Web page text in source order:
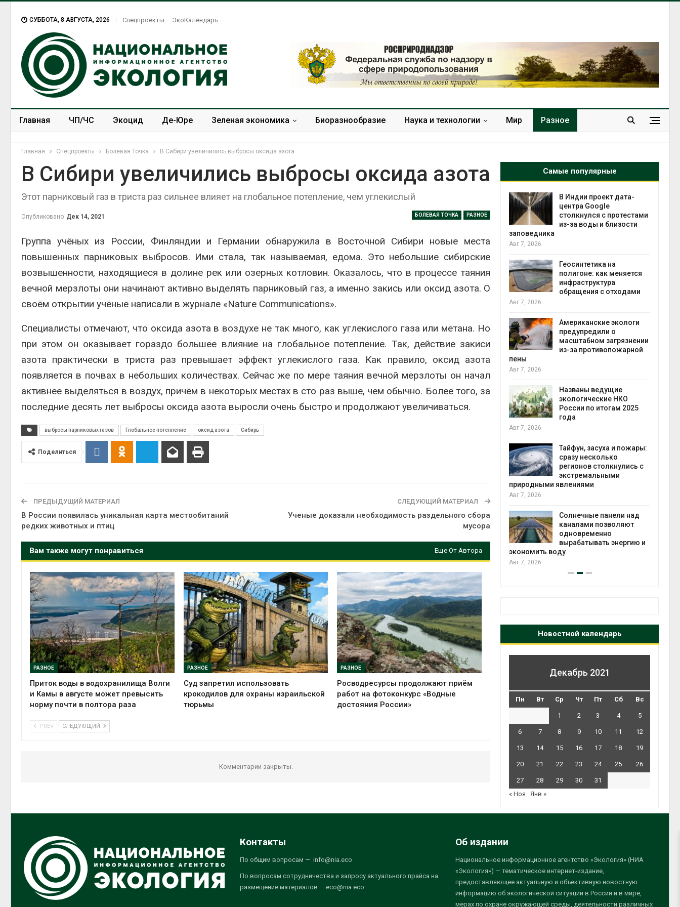
СУББОТА, 8 АВГУСТА, 2026 Спецпроекты ЭкоКалендарь
Главная ЧП/ЧС Экоцид Де-Юре Зеленая экономика Биоразнообразие Наука и технологии Мир Разное
Главная Спецпроекты Болевая Точка В Сибири увеличились выбросы оксида азота
В Сибири увеличились выбросы оксида азота
Этот парниковый газ в триста раз сильнее влияет на глобальное потепление, чем углекислый
БОЛЕВАЯ ТОЧКА РАЗНОЕ
Опубликовано Дек 14, 2021
Группа учёных из России, Финляндии и Германии обнаружила в Восточной Сибири новые места
повышенных парниковых выбросов. Ими стала, так называемая, едома. Это небольшие сибирские
возвышенности, находящиеся в долине рек или озерных котловин. Оказалось, что в процессе таяния
вечной мерзлоты они начинают активно выделять парниковый газ, а именно закись или оксид азота. О
своём открытии учёные написали в журнале «Nature Communications».
Специалисты отмечают, что оксида азота в воздухе не так много, как углекислого газа или метана. Но
при этом он оказывает гораздо большее влияние на глобальное потепление. Так, действие закиси
азота практически в триста раз превышает эффект углекислого газа. Как правило, оксид азота
появляется в почвах в небольших количествах. Сейчас же по мере таяния вечной мерзлоты он начал
активнее выделяться в воздух, причём в некоторых местах в сто раз выше, чем обычно. Более того, за
последние десять лет выбросы оксида азота выросли очень быстро и продолжают увеличиваться.
выбросы парниковых газов Глобальное потепление оксид азота Сибирь
Поделиться
ПРЕДЫДУЩИЙ МАТЕРИАЛ
В России появилась уникальная карта местообитаний
редких животных и птиц
СЛЕДУЮЩИЙ МАТЕРИАЛ
Ученые доказали необходимость раздельного сбора
мусора
Вам также могут понравиться Еще От Автора
РАЗНОЕ
Приток воды в водохранилища Волги
и Камы в августе может превысить
норму почти в полтора раза
РАЗНОЕ
Суд запретил использовать
крокодилов для охраны израильской
тюрьмы
РАЗНОЕ
Росводресурсы продолжают приём
работ на фотоконкурс «Водные
достояния России»
PREV СЛЕДУЮЩИЙ
Комментарии закрыты.
Самые популярные
Дождевая вода с крыш
Минприроды
потребовало ускорить
строительство мусорных
объектов и уборку
Авг 7, 2026
судов из-за дефицита
пресной воды
В китайской провинции
Шэньси из-за паводков
эвакуировали более 140
Авг 6, 2026
МЕГА и ВкусВилл
Южная Корея ускорит
энергетики из-за роста
Приток воды в
водохранилища Волги и
Камы в августе может
полтора раза
увеличить вложения в
защиту природы на фоне
роста ущерба от пожаров
Авг 7, 2026
Дом из старых шин
может обходиться без
без отопления
помощи для приютов
Нижнего Новгорода
Авг 7, 2026
В Индии проект дата-
центра Google
столкнулся с протестами
из-за воды и близости
заповедника
Авг 7, 2026
Геосинтетика на
полигоне: как меняется
инфраструктура
обращения с отходами
Авг 7, 2026
Американские экологи
предупредили о
масштабном загрязнении
из-за противопожарной
пены
Авг 7, 2026
Названы ведущие
экологические НКО
России по итогам 2025
года
Авг 7, 2026
Тайфун, засуха и пожары:
сразу несколько
регионов столкнулись с
экстремальными
природными явлениями
Авг 7, 2026
Солнечные панели над
каналами позволяют
одновременно
вырабатывать энергию и
экономить воду
Авг 7, 2026
Новостной календарь
Декабрь 2021
Пн Вт Ср Чт Пт Сб Вс
1 2 3 4 5
6 7 8 9 10 11 12
13 14 15 16 17 18 19
20 21 22 23 24 25 26
27 28 29 30
31
« Ноя
Янв »
Контакты
По общим вопросам — info@nia.eco
По вопросам сотрудничества и запросу актуального прайса на
размещение материалов — eco@nia.eco
Об издании
Национальное информационное агентство «Экология» (НИА
«Экология») — тематическое интернет-издание,
предоставляющее актуальную и объективную новостную
информацию об экологической ситуации в России и в мире,
мерах по охране окружающей среды, деятельности различных